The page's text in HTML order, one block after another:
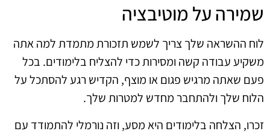
שמירה על מוטיבציה
לוח ההשראה שלך צריך לשמש תזכורת מתמדת למה אתה
משקיע עבודה קשה ומסירות כדי להצליח בלימודים. בכל
פעם שאתה מרגיש פגום או מוצף, הקדיש רגע להסתכל על
הלוח שלך ולהתחבר מחדש למטרות שלך.
זכרו, הצלחה בלימודים היא מסע, וזה נורמלי להתמודד עם